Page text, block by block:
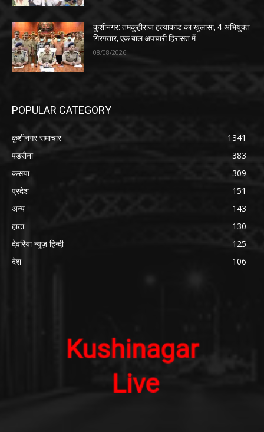
कुशीनगर: तमकुहीराज हत्याकांड का खुलासा, 4 अभियुक्त
गिरफ्तार, एक बाल अपचारी हिरासत में
08/08/2026
POPULAR CATEGORY
कुशीनगर समाचार
1341
पडरौना
383
कसया
309
प्रदेश
151
अन्य
143
हाटा
130
देवरिया न्यूज़ हिन्दी
125
देश
106